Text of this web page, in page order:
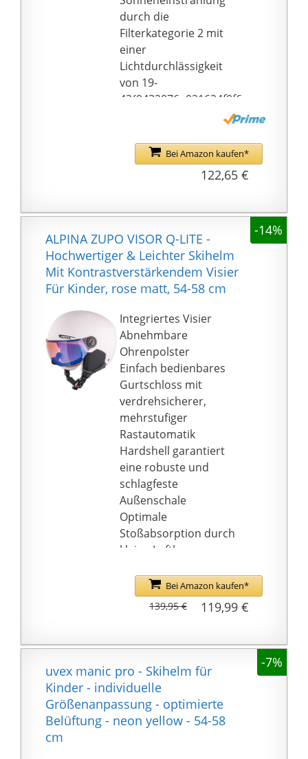
Piste besser vor
Verrutschen geschützt
ist.
ATOMIC - Als
Familienunternehmen
stehen für uns
Mittelpunkt. In unserem
Sortiment findest Du
Alles für das perfekte
#WeareSkiing
durch die
Filterkategorie 2 mit
einer
Lichtdurchlässigkeit
von 19-
43{9432076a021624f0f6
f425e0d8ae88de647848
b0e9f0}
Exakte Anpassung an
verstellbare uvex IAS
System
Einhändiges Öffnen des
Helms durch den
anatomisch geformten
Komfortverschluss
uvex monomatic
Klug konzipierte
Lüftungskanäle führen
frische Luft nach innen
und warme Luft nach
außen
Bei Amazon kaufen*
122,65 €
-14%
ALPINA ZUPO VISOR Q-LITE -
Hochwertiger & Leichter Skihelm
Mit Kontrastverstärkendem Visier
Für Kinder, rose matt, 54-58 cm
Integriertes Visier
Abnehmbare
Ohrenpolster
Einfach bedienbares
Gurtschloss mit
verdrehsicherer,
mehrstufiger
Rastautomatik
Hardshell garantiert
eine robuste und
schlagfeste
Außenschale
Optimale
Stoßabsorption durch
kleine Luftkammern
Bei Amazon kaufen*
119,99 €
139,95 €
-7%
uvex manic pro - Skihelm für
Kinder - individuelle
Größenanpassung - optimierte
Belüftung - neon yellow - 54-58
cm